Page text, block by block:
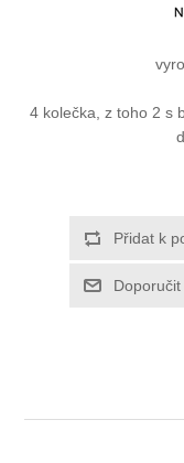
4 kolečka, z toho 2 s